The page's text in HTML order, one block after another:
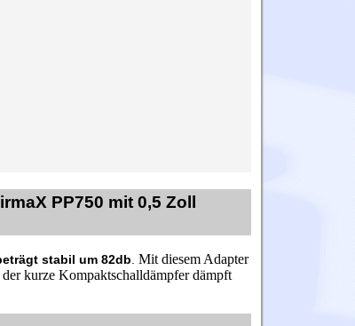
PP750 mit 0,5 Zoll
stabil um 82db Mit diesem Adapter
kurze Kompaktschalldämpfer dämpft